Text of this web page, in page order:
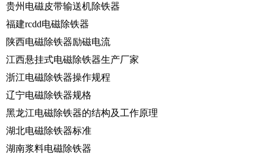
贵州电磁皮带输送机除铁器
福建rcdd电磁除铁器
陕西电磁除铁器励磁电流
江西悬挂式电磁除铁器生产厂家
浙江电磁除铁器操作规程
辽宁电磁除铁器规格
黑龙江电磁除铁器的结构及工作原理
湖北电磁除铁器标准
湖南浆料电磁除铁器